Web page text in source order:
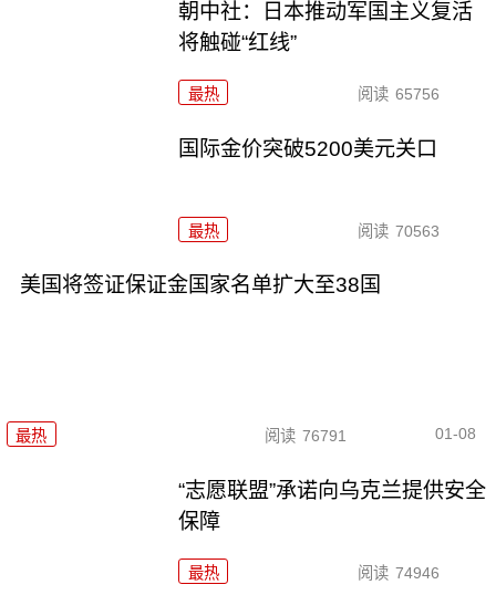
朝中社：日本推动军国主义复活
将触碰“红线”
最热 阅读 65756
国际金价突破5200美元关口
最热 阅读 70563
美国将签证保证金国家名单扩大至38国
最热 阅读 76791 01-08
“志愿联盟”承诺向乌克兰提供安全
保障
最热 阅读 74946